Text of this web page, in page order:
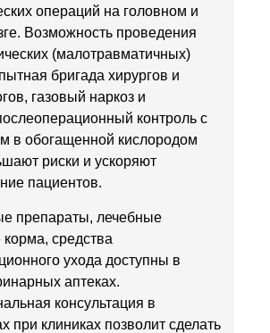
операций на головном и
Возможность проведения
(малотравматичных)
бригада хирургов и
газовый наркоз и
контроль с
в обогащенной кислородом
риски и ускоряют
пациентов.
препараты, лечебные
корма, средства
ухода доступны в
аптеках.
консультация в
при клиниках позволит сделать